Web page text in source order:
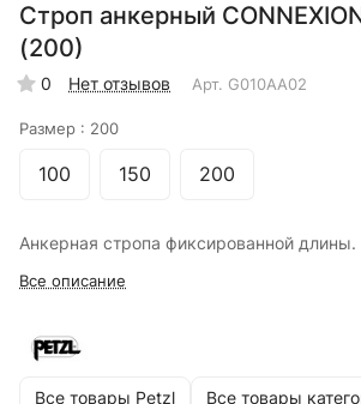
Строп анкерный
(200)
0 Нет отзывов Арт. G010AA02
Размер : 200
100 150 200
Анкерная стропа фиксированной длины.
Все описание
Все товары Petzl Все товары